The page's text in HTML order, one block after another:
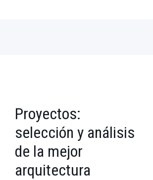
Proyectos:
selección y análisis
de la mejor
arquitectura